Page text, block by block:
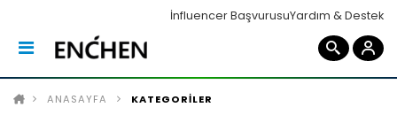
İnfluencer BaşvurusuYardım & Destek
ANASAYFA KATEGORİLER